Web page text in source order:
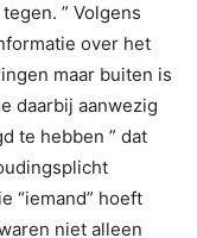
” Volgens
over het
maar buiten is
daarbij aanwezig
te hebben ” dat
“iemand” hoeft
niet alleen